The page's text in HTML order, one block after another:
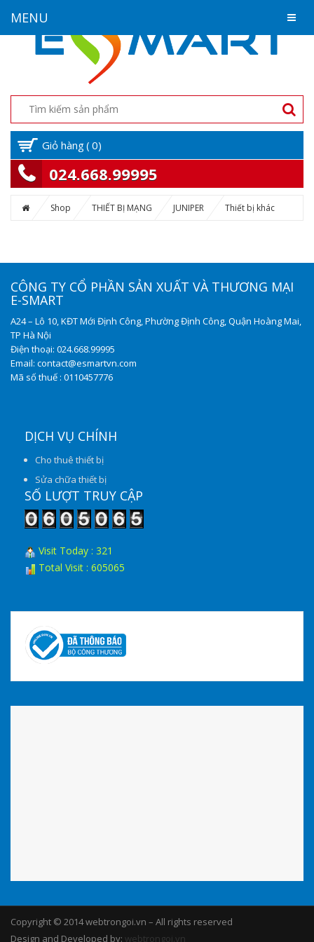
Giỏ hàng( 0)
024.668.99995
MENU
Shop THIẾT BỊ MẠNG JUNIPER Thiết bị khác
CÔNG TY CỔ PHẦN SẢN XUẤT VÀ THƯƠNG MẠI
E-SMART
A24 – Lô 10, KĐT Mới Định Công, Phường Định Công, Quận Hoàng Mai,
TP Hà Nội
Điện thoại: 024.668.99995
Email: contact@esmartvn.com
Mã số thuế : 0110457776
DỊCH VỤ CHÍNH
Cho thuê thiết bị
Sửa chữa thiết bị
SỐ LƯỢT TRUY CẬP
Visit Today : 321
Total Visit : 605065
Copyright © 2014 webtrongoi.vn – All rights reserved
Design and Developed by: webtrongoi.vn